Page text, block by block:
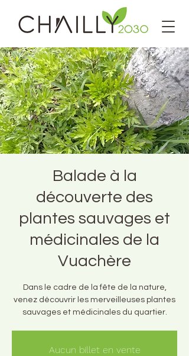
Balade à la
découverte des
plantes sauvages et
médicinales de la
Vuachère
Dans le cadre de la fête de la nature,
venez découvrir les merveilleuses plantes
sauvages et médicinales du quartier.
Aucun billet en vente